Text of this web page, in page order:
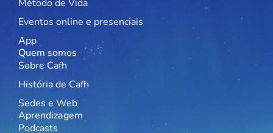
Método de Vida
Eventos online e presenciais
App
Quem somos
Sobre Cafh
História de Cafh
Sedes e Web
Aprendizagem
Podcasts